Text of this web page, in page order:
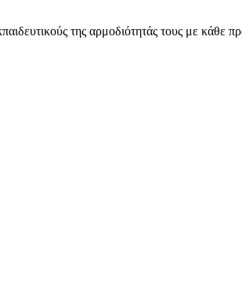
της αρμοδιότητάς τους με κάθε